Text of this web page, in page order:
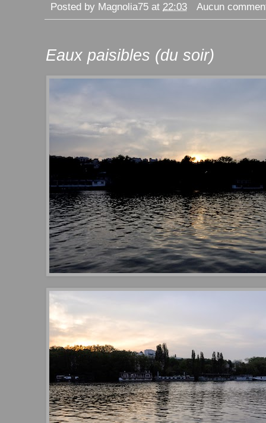
Posted by Magnolia75 at 22:03 Aucun
Eaux paisibles (du soir)